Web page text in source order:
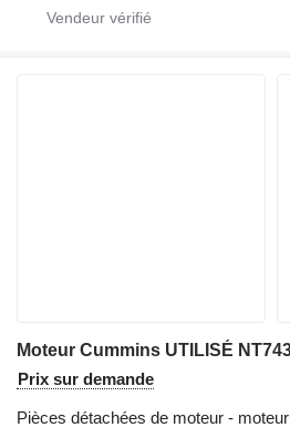
Prix sur demande
Pièces détachées de moteur - moteur